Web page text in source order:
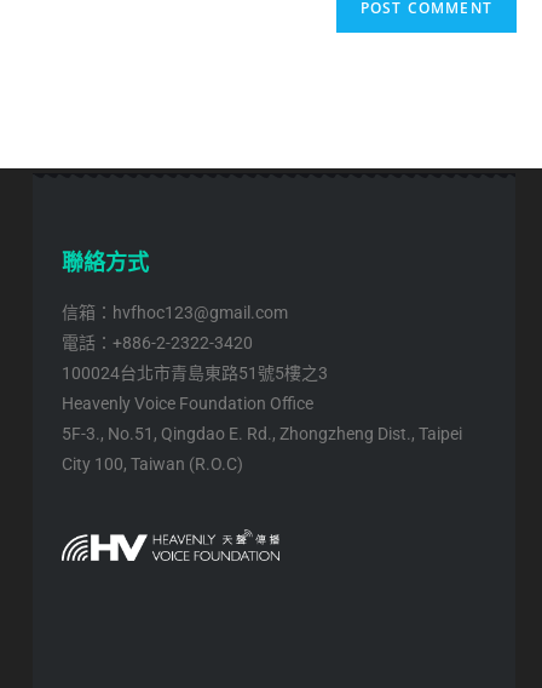
聯絡方式
信箱：hvfhoc123@gmail.com
電話：+886-2-2322-3420
100024台北市青島東路51號5樓之3
Heavenly Voice Foundation Office
5F-3., No.51, Qingdao E. Rd., Zhongzheng Dist., Taipei
City 100, Taiwan (R.O.C)